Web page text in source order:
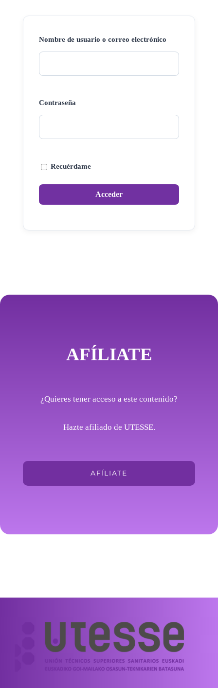
Nombre de usuario o correo electrónico
Contraseña
Recuérdame
AFÍLIATE
¿Quieres tener acceso a este contenido?
Hazte afiliado de UTESSE.
AFÍLIATE